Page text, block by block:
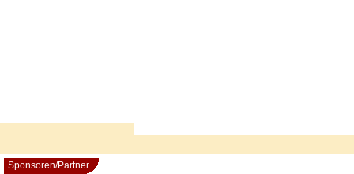
Sponsoren/Partner